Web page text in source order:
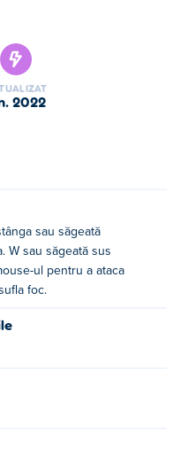
2022
sau săgeată
W sau săgeată sus
ul pentru a ataca
foc.